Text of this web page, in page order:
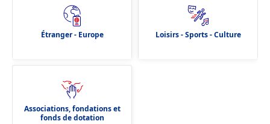
Étranger - Europe Loisirs - Sports - Culture
Associations, fondations et
fonds de dotation